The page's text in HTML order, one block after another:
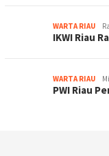
WARTA RIAU
IKWI Riau
WARTA RIAU
PWI Riau